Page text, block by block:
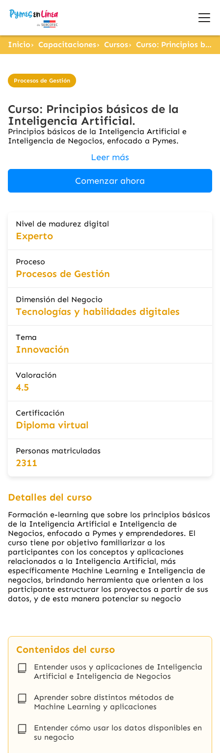
Inicio Capacitaciones Cursos Curso: Principios básicos de la Inteligencia Artificial.
Procesos de Gestión
Curso: Principios básicos de la
Inteligencia Artificial.
Principios básicos de la Inteligencia Artificial e
Inteligencia de Negocios, enfocado a Pymes.
Leer más
Comenzar ahora
Nivel de madurez digital
Experto
Proceso
Procesos de Gestión
Dimensión del Negocio
Tecnologías y habilidades digitales
Tema
Innovación
Valoración
4.5
Certificación
Diploma virtual
Personas matriculadas
2311
Detalles del curso
Formación e-learning que sobre los principios básicos
de la Inteligencia Artificial e Inteligencia de
Negocios, enfocado a Pymes y emprendedores. El
curso tiene por objetivo familiarizar a los
participantes con los conceptos y aplicaciones
relacionados a la Inteligencia Artificial, más
específicamente Machine Learning e Inteligencia de
negocios, brindando herramienta que orienten a los
participante estructurar los proyectos a partir de sus
datos, y de esta manera potenciar su negocio
Contenidos del curso
Entender usos y aplicaciones de Inteligencia
Artificial e Inteligencia de Negocios
Aprender sobre distintos métodos de
Machine Learning y aplicaciones
Entender cómo usar los datos disponibles en
su negocio